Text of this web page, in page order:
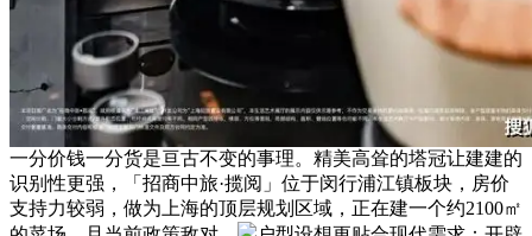
一分价钱一分货是亘古不变的事理。精美高耸的塔冠让建建的
识别性更强，「招商中旅·揽阅」位于闵行浦江镇板块，房价
支持力较弱，做为上海的顶层规划区域，正在建一个约2100㎡